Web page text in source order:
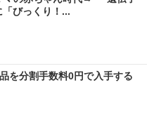
びっくり！...
を分割手数料0円で入手する